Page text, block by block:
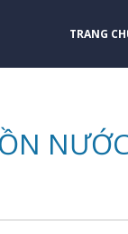
TRANG